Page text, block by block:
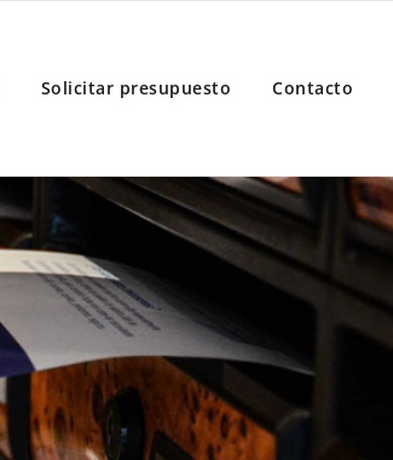
Solicitar presupuesto Contacto